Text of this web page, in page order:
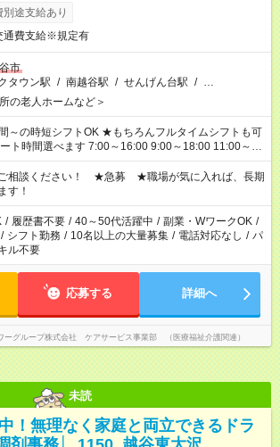
支払いとなります。
別途支給あり
通費支給※規定有
市
タウン駅 / 南越谷駅 / せんげん台駅 / …
の老人ホームなど＞
フトOK ★もちろんフルタイムシフトも可
ト時間選べます 7:00～16:00 9:00～18:00 11:00～
残業なし！ ※Wワークの場合、他のお仕事と合わせ
の就業はご案内できません ※法令に基づき、週20時
は社会保険への加入対象となります ※労働者派遣法
遣の原則禁止）により、短時間・短期間の就業はご
い場合があります
相談ください！ ★急募 ★職場が気に入れば、長期
す！
/ 履歴書不要 / 40～50代活躍中 / 副業・WワークOK /
/ シフト勤務 / 10名以上の大量募集 / 電話対応なし / パ
ル不要
応募する 詳細へ
ーグループ株式会社 ケアサービス事業部 （医療福祉介護関連）
未読
！無理なく家庭と両立できるドラ